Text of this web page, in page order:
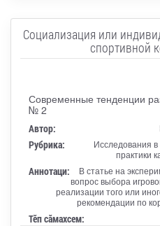
Социализация или
спортивной
Современные тенденции
№ 2
Автор:
Рубрика:
Исследования
практики
Аннотаци:
В статье на
вопрос выбора
реализации того или
рекомендации по
Тӗп сӑмахсем: